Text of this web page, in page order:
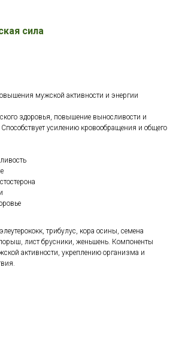
сила
мужской активности и энергии
здоровья, повышение выносливости и
усилению кровообращения и общего
трибулус, кора осины, семена
лист брусники, женьшень. Компоненты
активности, укреплению организма и